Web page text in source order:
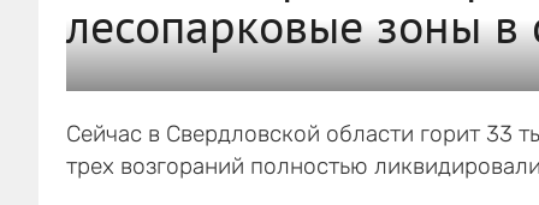
лесопарковые зоны
Сейчас в Свердловской области горит 33
трех возгораний полностью